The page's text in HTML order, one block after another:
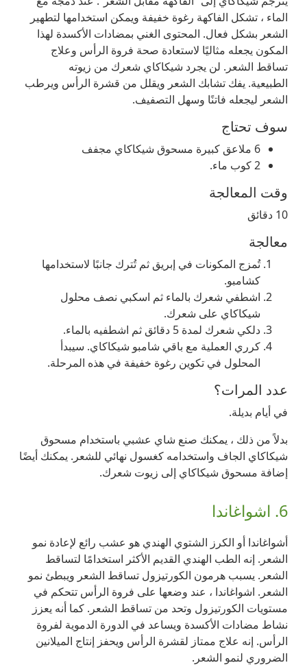
الماء ، تشكل الفاكهة رغوة خفيفة ويمكن استخدامها لتطهير
الشعر بشكل فعال. المحتوى الغني بمضادات الأكسدة لهذا
المكون يجعله مثاليًا لاستعادة صحة فروة الرأس وعلاج
تساقط الشعر. لن يجرد شيكاكاي شعرك من زيوته
الطبيعية. يفك تشابك الشعر ويقلل من قشرة الرأس ويرطب
الشعر ليجعله فاتنًا وسهل التصفيف.
سوف تحتاج
6 ملاعق كبيرة مسحوق شيكاكاي مجفف
2 كوب ماء.
وقت المعالجة
10 دقائق
معالجة
تُمزج المكونات في إبريق ثم تُترك جانبًا لاستخدامها
كشامبو.
اشطفي شعرك بالماء ثم اسكبي نصف محلول
شيكاكاي على شعرك.
دلكي شعرك لمدة 5 دقائق ثم اشطفيه بالماء.
كرري العملية مع باقي شامبو شيكاكاي. سيبدأ
المحلول في تكوين رغوة خفيفة في هذه المرحلة.
عدد المرات؟
في أيام بديلة.
بدلاً من ذلك ، يمكنك صنع شاي عشبي باستخدام مسحوق
شيكاكاي الجاف واستخدامه كغسول نهائي للشعر. يمكنك أيضًا
إضافة مسحوق شيكاكاي إلى زيوت شعرك.
6. اشواغاندا
أشواغاندا أو الكرز الشتوي الهندي هو عشب رائع لإعادة نمو
الشعر. إنه الطب الهندي القديم الأكثر استخدامًا لتساقط
الشعر. يسبب هرمون الكورتيزول تساقط الشعر ويبطئ نمو
الشعر. اشواغاندا ، عند وضعها على فروة الرأس تتحكم في
مستويات الكورتيزول وتحد من تساقط الشعر. كما أنه يعزز
نشاط مضادات الأكسدة ويساعد في الدورة الدموية لفروة
الرأس. إنه علاج ممتاز لقشرة الرأس ويحفز إنتاج الميلانين
الضروري لنمو الشعر.